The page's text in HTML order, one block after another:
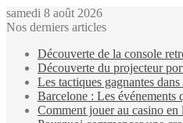
samedi 8 août 2026
Nos derniers articles
Découverte de la console
Découverte du projecteur
Les tactiques gagnantes
Barcelone : Les événements
Comment jouer au casino en